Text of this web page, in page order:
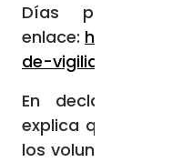
Días por la
enlace: https://
de-vigilia
En declaraciones
explica que, frente
los voluntarios de la